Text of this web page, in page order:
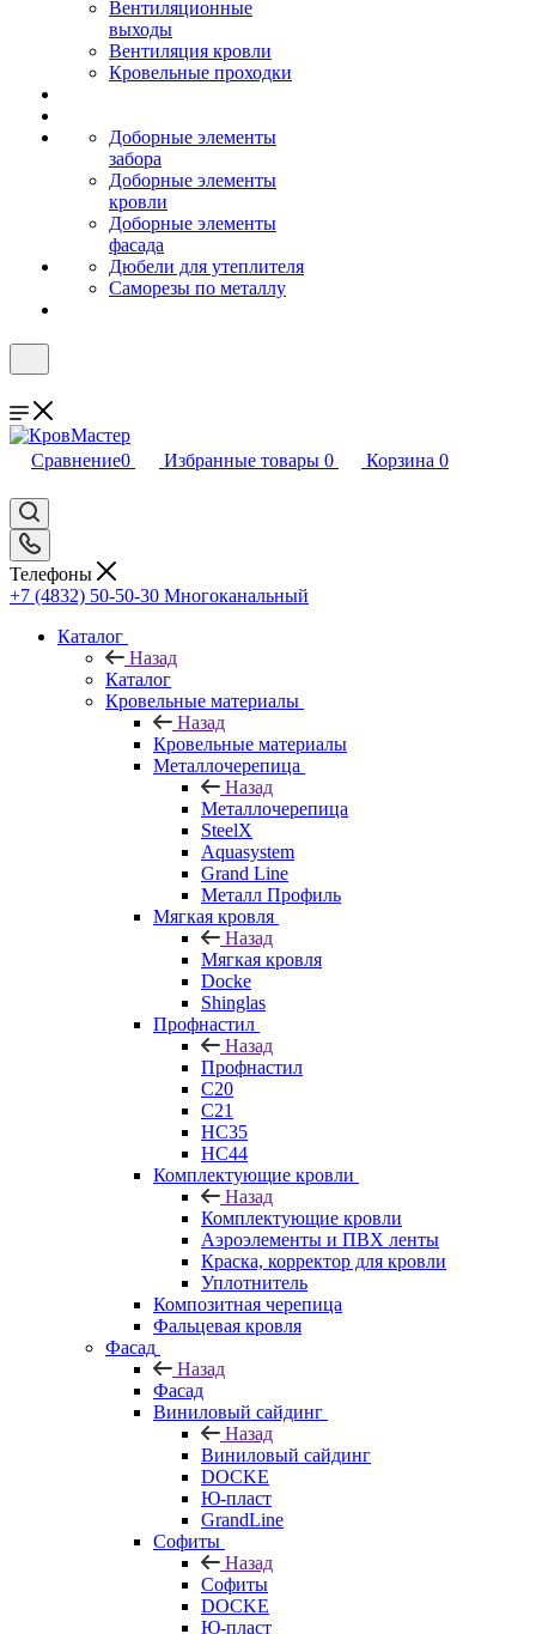
Вентиляционные
выходы
Вентиляция кровли
Кровельные проходки
Доборные элементы
забора
Доборные элементы
кровли
Доборные элементы
фасада
Дюбели для утеплителя
Саморезы по металлу
Сравнение0 Избранные товары 0 Корзина 0
Телефоны
+7 (4832) 50-50-30 Многоканальный
Каталог
Назад
Каталог
Кровельные материалы
Назад
Кровельные материалы
Металлочерепица
Назад
Металлочерепица
SteelX
Aquasystem
Grand Line
Металл Профиль
Мягкая кровля
Назад
Мягкая кровля
Docke
Shinglas
Профнастил
Назад
Профнастил
C20
C21
НС35
НС44
Комплектующие кровли
Назад
Комплектующие кровли
Аэроэлементы и ПВХ ленты
Краска, корректор для кровли
Уплотнитель
Композитная черепица
Фальцевая кровля
Фасад
Назад
Фасад
Виниловый сайдинг
Назад
Виниловый сайдинг
DOCKE
Ю-пласт
GrandLine
Софиты
Назад
Софиты
DOCKE
Ю-пласт